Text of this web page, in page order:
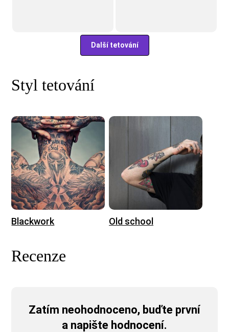
Další tetování
Styl tetování
Blackwork Old school
Recenze
Zatím neohodnoceno, buďte první
a napište hodnocení.